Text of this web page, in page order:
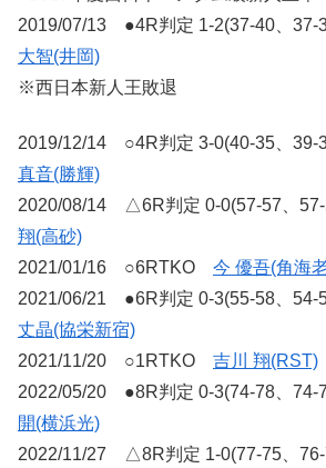
2019/07/13 ●4R判定 1-2(37-40、
大智(井岡)
※西日本新人王敗退
2019/12/14 ○4R判定 3-0(40-35、
真音(勝輝)
2020/08/14 △6R判定 0-0(57-57、
翔(高砂)
2021/01/16 ○6RTKO 今 優吾(角海
2021/06/21 ●6R判定 0-3(55-58、
丈晶(協栄新宿)
2021/11/20 ○1RTKO 吉川 翔(RST)
2022/05/20 ●8R判定 0-3(74-78、
開(横浜光)
2022/11/27 △8R判定 1-0(77-75、